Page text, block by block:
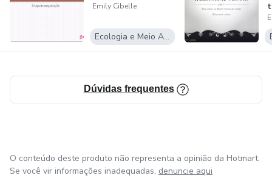
Emily Cibelle
Ecologia e Meio Ambiente
Dúvidas frequentes
O conteúdo deste produto não representa a opinião da Hotmart.
Se você vir informações inadequadas, denuncie aqui